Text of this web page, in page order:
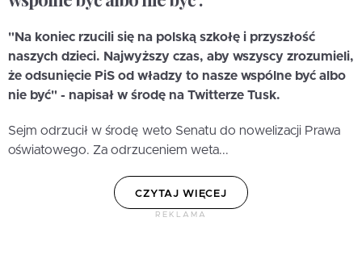
"Na koniec rzucili się na polską szkołę i przyszłość
naszych dzieci. Najwyższy czas, aby wszyscy zrozumieli,
że odsunięcie PiS od władzy to nasze wspólne być albo
nie być" - napisał w środę na Twitterze Tusk.
Sejm odrzucił w środę weto Senatu do nowelizacji Prawa
oświatowego. Za odrzuceniem weta...
CZYTAJ WIĘCEJ
REKLAMA